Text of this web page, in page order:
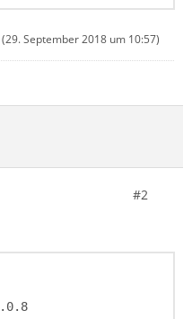
(29. September 2018 um 10:57)
#2